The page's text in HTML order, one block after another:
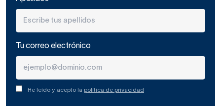
Tu correo electrónico
He leído y acepto la política de privacidad